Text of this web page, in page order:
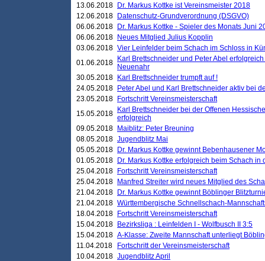
13.06.2018
Dr. Markus Kottke ist Vereinsmeister 2018
12.06.2018
Datenschutz-Grundverordnung (DSGVO)
06.06.2018
Dr. Markus Kottke - Spieler des Monats Juni
06.06.2018
Neues Mitglied Julius Kopplin
03.06.2018 Vier Leinfelder beim Schach im Schloss in
01.06.2018
Karl Brettschneider und Peter Abel
Neuenahr
30.05.2018
Karl Brettschneider trumpft auf !
24.05.2018
Peter Abel und Karl Brettschneider aktiv bei
23.05.2018
Fortschritt Vereinsmeisterschaft
15.05.2018
Karl Brettschneider bei der Offenen
erfolgreich
09.05.2018
Maiblitz: Peter Breuning
08.05.2018 Jugendblitz Mai
05.05.2018
Dr. Markus Kottke gewinnt Bebenhausener
01.05.2018
Dr. Markus Kottke erfolgreich beim Schach
25.04.2018
Fortschritt Vereinsmeisterschaft
25.04.2018
Manfred Streiter wird neues Mitglied des
21.04.2018
Dr. Markus Kottke gewinnt Böblinger
21.04.2018 Württembergische Schnellschach-
18.04.2018
Fortschritt Vereinsmeisterschaft
15.04.2018
Bezirksliga : Leinfelden I - Wolfbusch II 3:5
15.04.2018 A-Klasse: Zweite Mannschaft unterliegt
11.04.2018
Fortschritt der Vereinsmeisterschaft
10.04.2018 Jugendblitz April